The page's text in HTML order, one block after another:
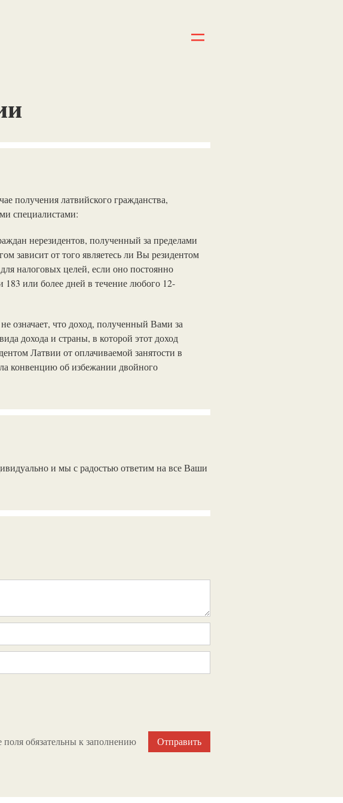
получения латвийского гражданства,
специалистами:
нерезидентов, полученный за пределами
зависит от того являетесь ли Вы резидентом
налоговых целей, если оно постоянно
или более дней в течение любого 12-
означает, что доход, полученный Вами за
дохода и страны, в которой этот доход
Латвии от оплачиваемой занятости в
конвенцию об избежании двойного
и мы с радостью ответим на все Ваши
поля обязательны к заполнению